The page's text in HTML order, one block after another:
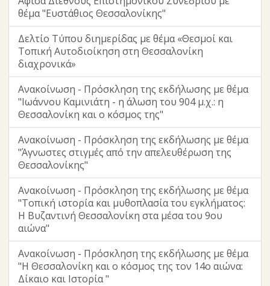
θέμα "Ευστάθιος Θεσσαλονίκης"
Δελτίο Τύπου διημερίδας με θέμα «Θεσμοί και
Τοπική Αυτοδιοίκηση στη Θεσσαλονίκη
διαχρονικά»
Ανακοίνωση - Πρόσκληση της εκδήλωσης με θέμα
"Ιωάννου Καμινιάτη - η άλωση του 904 μ.χ.: η
Θεσσαλονίκη και ο κόσμος της"
Ανακοίνωση - Πρόσκληση της εκδήλωσης με θέμα
"Άγνωστες στιγμές από την απελευθέρωση της
Θεσσαλονίκης"
Ανακοίνωση - Πρόσκληση της εκδήλωσης με θέμα
"Τοπική ιστορία και μυθοπλασία του εγκλήματος:
Η Βυζαντινή Θεσσαλονίκη στα μέσα του 9ου
αιώνα"
Ανακοίνωση - Πρόσκληση της εκδήλωσης με θέμα
"Η Θεσσαλονίκη και ο κόσμος της τον 14ο αιώνα:
Δίκαιο και Ιστορία "